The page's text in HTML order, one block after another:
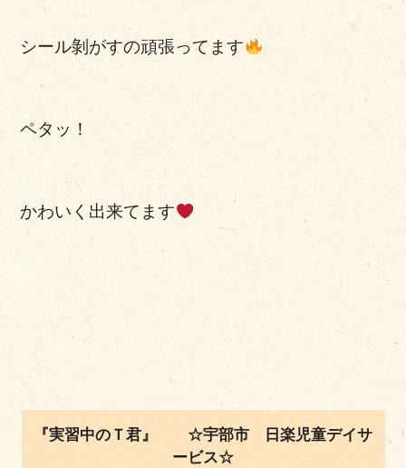
シール剝がすの頑張ってます
ペタッ！
かわいく出来てます
『実習中のＴ君』 ☆宇部市 日楽児童デイサ
ービス☆